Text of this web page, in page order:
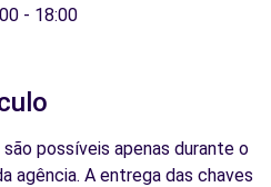
- 18:00
possíveis apenas durante o
agência. A entrega das chaves